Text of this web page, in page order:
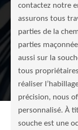
contactez notre
assurons tous
parties de la
parties
aussi sur la
tous
réaliser
précision, nous
personnalisé. À
souche est une